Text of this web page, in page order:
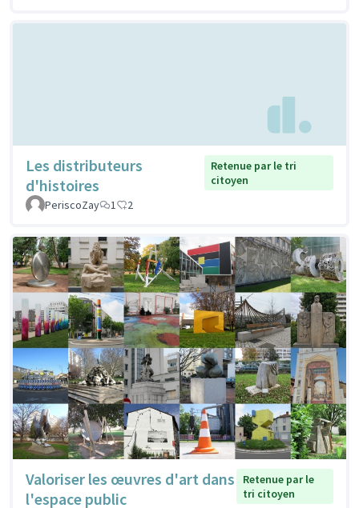
Les distributeurs
d'histoires
Retenue par le tri
citoyen
PeriscoZay
1 2
Valoriser les œuvres d'art dans
l'espace public
Retenue par le
tri citoyen